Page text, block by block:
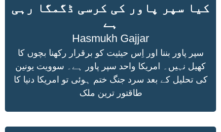
کیا سپر پاور کی کرسی ڈگمگا رہی
ہے
Hasmukh Gajjar
سپر پاور بننا اور اِس حیثیت کو برقرار رکھنا بچوں کا
کھیل نہیں۔ امریکا واحد سپر پاور ہے۔ سوویت یونین
کی تحلیل کے بعد سرد جنگ ختم ہوئی تو امریکا دنیا کا
طاقتور ترین ملک